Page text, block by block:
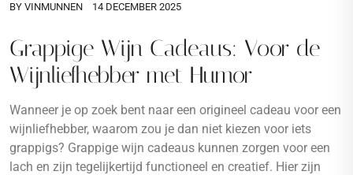
BY VINMUNNEN 14 DECEMBER 2025
Grappige Wijn Cadeaus: Voor de
Wijnliefhebber met Humor
Wanneer je op zoek bent naar een origineel cadeau voor een
wijnliefhebber, waarom zou je dan niet kiezen voor iets
grappigs? Grappige wijn cadeaus kunnen zorgen voor een
lach en zijn tegelijkertijd functioneel en creatief. Hier zijn